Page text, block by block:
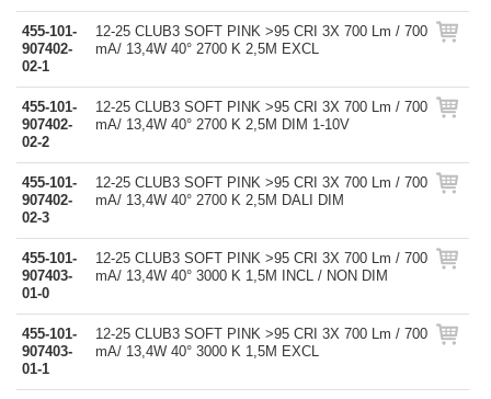
455-101-
907402-
02-1
12-25 CLUB3 SOFT PINK >95 CRI 3X 700 Lm / 700
mA/ 13,4W 40° 2700 K 2,5M EXCL
455-101-
907402-
02-2
12-25 CLUB3 SOFT PINK >95 CRI 3X 700 Lm / 700
mA/ 13,4W 40° 2700 K 2,5M DIM 1-10V
455-101-
907402-
02-3
12-25 CLUB3 SOFT PINK >95 CRI 3X 700 Lm / 700
mA/ 13,4W 40° 2700 K 2,5M DALI DIM
455-101-
907403-
01-0
12-25 CLUB3 SOFT PINK >95 CRI 3X 700 Lm / 700
mA/ 13,4W 40° 3000 K 1,5M INCL / NON DIM
455-101-
907403-
01-1
12-25 CLUB3 SOFT PINK >95 CRI 3X 700 Lm / 700
mA/ 13,4W 40° 3000 K 1,5M EXCL